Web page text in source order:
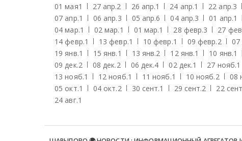
01 мая1 27 апр.2 26 апр.1 24 апр.1 22 апр.3
07 апр.1 06 апр.3 05 апр.6 04 апр.3 01 апр.1
04 мар.1 02 мар.1 01 мар.1 28 февр.3 27
14 февр.1 13 февр.1 10 февр.1 09 февр.2
19 янв.1 15 янв.1 13 янв.2 12 янв.1 10 янв.1
09 дек.2 08 дек.2 06 дек.4 02 дек.1 27 нояб.1
13 нояб.1 12 нояб.1 11 нояб.1 10 нояб.2 08
05 окт.1 04 окт.2 30 сент.1 29 сент.2 22
24 авг.1